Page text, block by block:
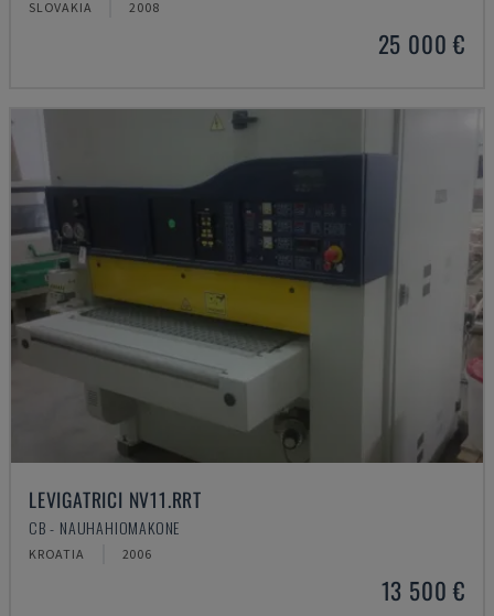
SLOVAKIA 2008
25 000 €
LEVIGATRICI NV11.RRT
CB - NAUHAHIOMAKONE
KROATIA 2006
13 500 €